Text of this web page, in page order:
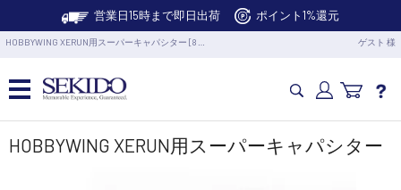
営業日15時まで即日出荷 ポイント1%還元
HOBBYWING XERUN用スーパーキャパシター [8 … ゲスト 様
カメラドローン・生活家電
HOBBYWING XERUN用スーパーキャパシター